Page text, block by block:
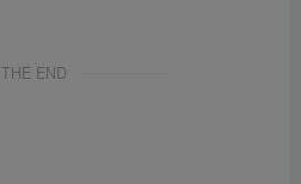
THE END